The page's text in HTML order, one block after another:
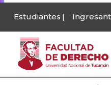
Estudiantes